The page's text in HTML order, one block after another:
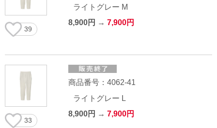
39
ライトグレー M
8,900円 → 7,900円
33
商品番号：4062-41
ライトグレー L
8,900円 → 7,900円